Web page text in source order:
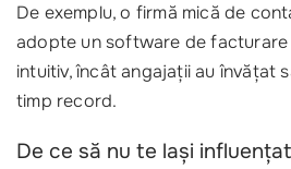
De exemplu, o firmă mică de
adopte un software de
intuitiv, încât angajații au învățat
timp record.
De ce să nu te lași